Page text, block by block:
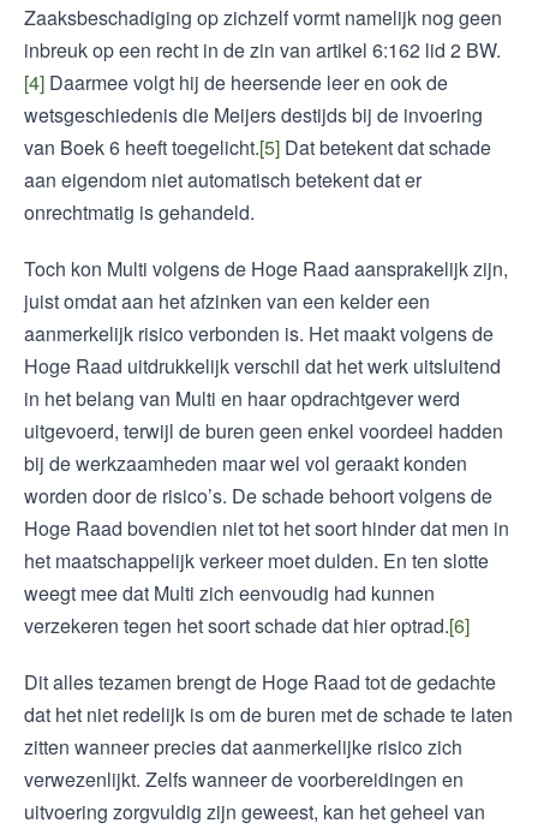
Zaaksbeschadiging op zichzelf vormt namelijk nog geen
inbreuk op een recht in de zin van artikel 6:162 lid 2 BW.
[4] Daarmee volgt hij de heersende leer en ook de
wetsgeschiedenis die Meijers destijds bij de invoering
van Boek 6 heeft toegelicht.[5] Dat betekent dat schade
aan eigendom niet automatisch betekent dat er
onrechtmatig is gehandeld.
Toch kon Multi volgens de Hoge Raad aansprakelijk zijn,
juist omdat aan het afzinken van een kelder een
aanmerkelijk risico verbonden is. Het maakt volgens de
Hoge Raad uitdrukkelijk verschil dat het werk uitsluitend
in het belang van Multi en haar opdrachtgever werd
uitgevoerd, terwijl de buren geen enkel voordeel hadden
bij de werkzaamheden maar wel vol geraakt konden
worden door de risico’s. De schade behoort volgens de
Hoge Raad bovendien niet tot het soort hinder dat men in
het maatschappelijk verkeer moet dulden. En ten slotte
weegt mee dat Multi zich eenvoudig had kunnen
verzekeren tegen het soort schade dat hier optrad.[6]
Dit alles tezamen brengt de Hoge Raad tot de gedachte
dat het niet redelijk is om de buren met de schade te laten
zitten wanneer precies dat aanmerkelijke risico zich
verwezenlijkt. Zelfs wanneer de voorbereidingen en
uitvoering zorgvuldig zijn geweest, kan het geheel van